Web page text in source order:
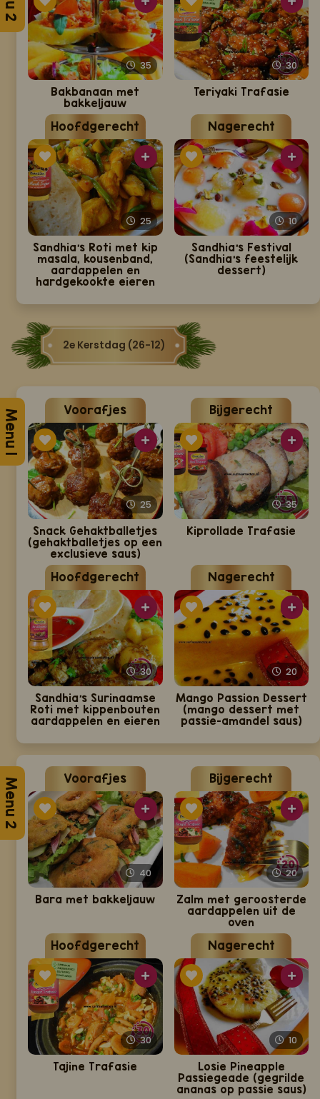
35
Bakbanaan met
bakkeljauw
30
Teriyaki Trafasie
Hoofdgerecht
25
Sandhia's Roti met kip
masala, kousenband,
aardappelen en
hardgekookte eieren
Nagerecht
10
Sandhia's Festival
(Sandhia's feestelijk
dessert)
2e Kerstdag (26-12)
Menu 1 Voorafjes
25
Snack Gehaktballetjes
(gehaktballetjes op een
exclusieve saus)
Bijgerecht
35
Kiprollade Trafasie
Hoofdgerecht
30
Sandhia's Surinaamse
Roti met kippenbouten
aardappelen en eieren
Nagerecht
20
Mango Passion Dessert
(mango dessert met
passie-amandel saus)
Menu 2 Voorafjes
40
Bara met bakkeljauw
Bijgerecht
20
Zalm met geroosterde
aardappelen uit de
oven
Hoofdgerecht
30
Tajine Trafasie
Nagerecht
10
Losie Pineapple
Passiegeade (gegrilde
ananas op passie saus)